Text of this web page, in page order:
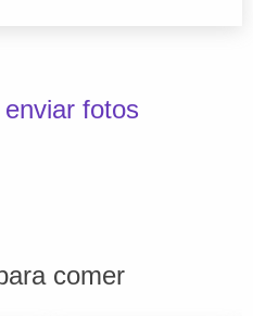
fotos
comer